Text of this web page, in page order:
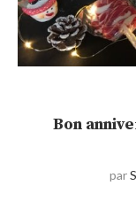
Bon
par